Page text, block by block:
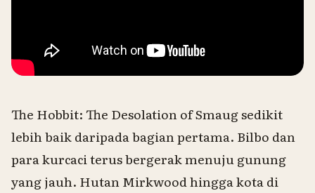
The Hobbit: The Desolation of Smaugsedikit
lebih baik daripada bagian pertama. Bilbo dan
para kurcaci terus bergerak menuju gunung
yang jauh. Hutan Mirkwood hingga kota di